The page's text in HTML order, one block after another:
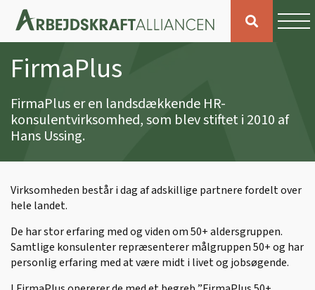
FirmaPlus
FirmaPlus er en landsdækkende HR-
konsulentvirksomhed, som blev stiftet i 2010 af
Hans Ussing.
Virksomheden består i dag af adskillige partnere fordelt over
hele landet.
De har stor erfaring med og viden om 50+ aldersgruppen.
Samtlige konsulenter repræsenterer målgruppen 50+ og har
personlig erfaring med at være midt i livet og jobsøgende.